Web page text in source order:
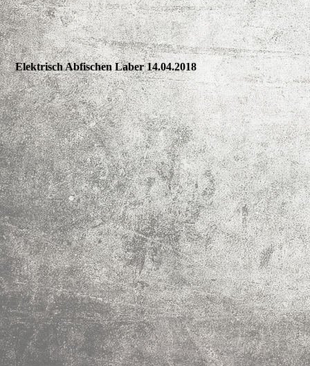
Elektrisch Abfischen Laber 14.04.2018